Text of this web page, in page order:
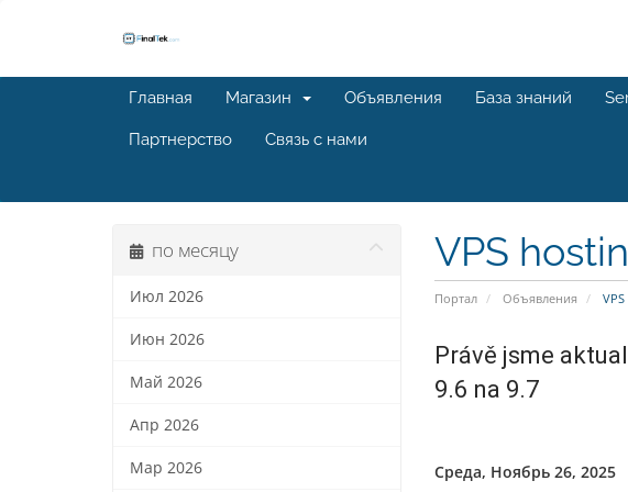
Главная Магазин Объявления База знаний
Партнерство Связь с нами
VPS
Портал Объявления
по месяцу
Июл 2026
Июн 2026
Май 2026
Апр 2026
Мар 2026
Právě jsme
9.6 na 9.7
Среда, Ноябрь 26, 2025